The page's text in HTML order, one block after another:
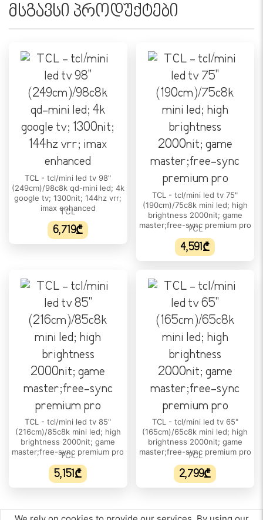
1920 x 1080 (Full HD)
ეკრანის ტიპი:
ეკრანის ფორმატი:
განახლების სიხშირე:
60 Hz
ფერების რაოდენობა:
HDR მხარდაჭერა:
HDR10
სტატიკური კონტრასტულობის კოეფიციენტი:
სიკაშკაშე:
300 nits
ᲘᲜᲢᲔᲠᲤᲔᲘᲡᲘ
HDMI:
ᲡᲐᲛᲣᲨᲐᲝ ᲡᲘᲡᲢᲔᲛᲐ
ოპერაციული სისტემა:
Google TV
ᲓᲐᲙᲐᲕᲨᲘᲠᲔᲑᲘᲡ ᲨᲔᲡᲐᲫᲚᲔᲑᲚᲝᲑᲐ
Bluetooth:
დიახ
მსგავსი პროდუქტები
TCL - tcl/mini led tv 98"
(249cm)/98c8k qd-mini led; 4k
google tv; 1300nit; 144hz vrr;
imax enhanced
TCL
6,719₾
TCL - tcl/mini led tv 75"
(190cm)/75c8k mini led; high
brightness 2000nit; game
master;free-sync premium pro
TCL
4,591₾
TCL - tcl/mini led tv 85"
(216cm)/85c8k mini led; high
brightness 2000nit; game
master;free-sync premium pro
TCL
5,151₾
TCL - tcl/mini led tv 65"
(165cm)/65c8k mini led; high
brightness 2000nit; game
master;free-sync premium pro
TCL
2,799₾